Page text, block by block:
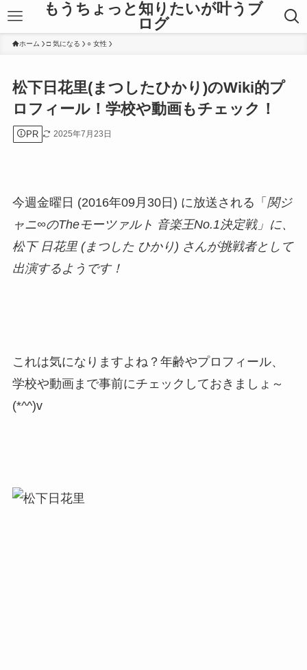
もうちょっと知りたいが叶うブ
ログ
ホーム □ 気になる ○ 女性
松下日花里(まつしたひかり)のWiki的プ
ロフィール！学校や動画もチェック！
PR 2025年7月23日
今週金曜日 (2016年09月30日) に放送される「 関ジ
ャニ∞のTheモーツァルト 音楽王No.1決定戦」に、
松下 日花里 (まつした ひかり) さんが挑戦者として
出演するようです！
これは気になりますよね？年齢やプロフィール、
学校や動画まで事前にチェックしておきましょ～
(*^^)v